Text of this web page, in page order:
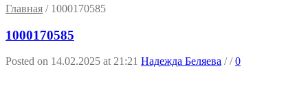
Главная / 1000170585
1000170585
Posted on 14.02.2025 at 21:21 Надежда Беляева //0